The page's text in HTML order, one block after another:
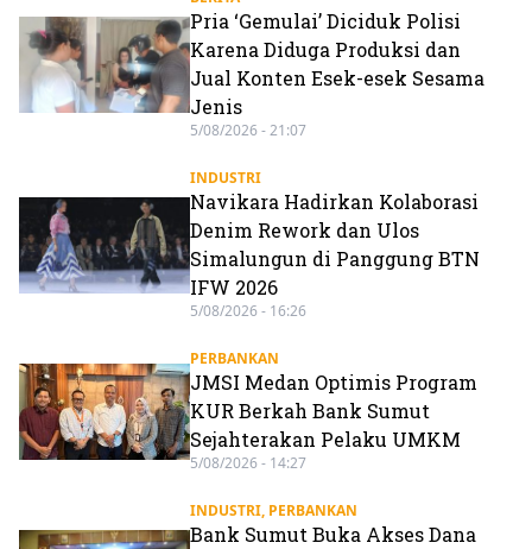
Pria ‘Gemulai’ Diciduk Polisi
Karena Diduga Produksi dan
Jual Konten Esek-esek Sesama
Jenis
5/08/2026 - 21:07
INDUSTRI
Navikara Hadirkan Kolaborasi
Denim Rework dan Ulos
Simalungun di Panggung BTN
IFW 2026
5/08/2026 - 16:26
PERBANKAN
JMSI Medan Optimis Program
KUR Berkah Bank Sumut
Sejahterakan Pelaku UMKM
5/08/2026 - 14:27
INDUSTRI, PERBANKAN
Bank Sumut Buka Akses Dana